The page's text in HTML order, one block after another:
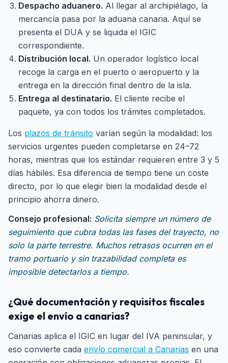
Despacho aduanero. Al llegar al archipiélago, la
mercancía pasa por la aduana canaria. Aquí se
presenta el DUA y se liquida el IGIC
correspondiente.
Distribución local. Un operador logístico local
recoge la carga en el puerto o aeropuerto y la
entrega en la dirección final dentro de la isla.
Entrega al destinatario. El cliente recibe el
paquete, ya con todos los trámites completados.
Los plazos de tránsito varían según la modalidad: los
servicios urgentes pueden completarse en 24–72
horas, mientras que los estándar requieren entre 3 y 5
días hábiles. Esa diferencia de tiempo tiene un coste
directo, por lo que elegir bien la modalidad desde el
principio ahorra dinero.
Consejo profesional: Solicita siempre un número de
seguimiento que cubra todas las fases del trayecto, no
solo la parte terrestre. Muchos retrasos ocurren en el
tramo portuario y sin trazabilidad completa es
imposible detectarlos a tiempo.
¿Qué documentación y requisitos fiscales
exige el envío a canarias?
Canarias aplica el IGIC en lugar del IVA peninsular, y
eso convierte cada envío comercial a Canarias en una